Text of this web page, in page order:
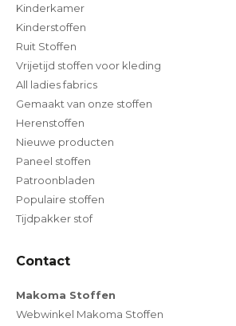
Kinderkamer
Kinderstoffen
Ruit Stoffen
Vrijetijd stoffen voor kleding
All ladies fabrics
Gemaakt van onze stoffen
Herenstoffen
Nieuwe producten
Paneel stoffen
Patroonbladen
Populaire stoffen
Tijdpakker stof
Contact
Makoma Stoffen
Webwinkel Makoma Stoffen